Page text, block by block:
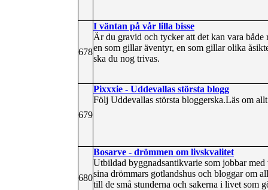
678
I väntan på vår lilla bisse
Är du gravid och tycker att det kan vara
en som gillar äventyr, en som gillar olika
ska du nog trivas.
679
Pixxxie - Uddevallas största blogg
Följ Uddevallas största bloggerska.Läs om
680
Bosarve - drömmen om livskvalitet
Utbildad byggnadsantikvarie som jobbar
sina drömmars gotlandshus och bloggar om
till de små stunderna och sakerna i livet som